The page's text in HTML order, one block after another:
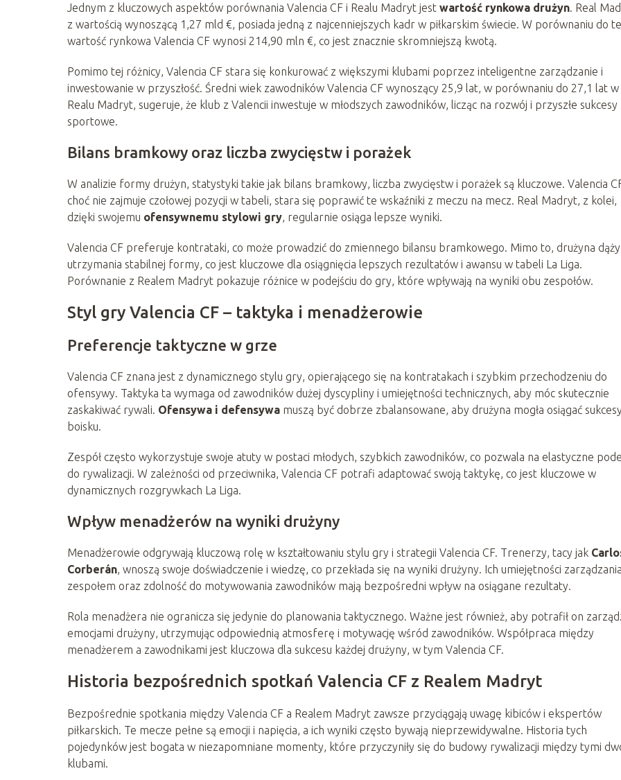
Jednym z kluczowych aspektów porównania Valencia CF i Realu Madryt jest wartość rynkowa drużyn. Real
z wartością wynoszącą 1,27 mld €, posiada jedną z najcenniejszych kadr w piłkarskim świecie. W porównaniu do
wartość rynkowa Valencia CF wynosi 214,90 mln €, co jest znacznie skromniejszą kwotą.
Pomimo tej różnicy, Valencia CF stara się konkurować z większymi klubami poprzez inteligentne zarządzanie i
inwestowanie w przyszłość. Średni wiek zawodników Valencia CF wynoszący 25,9 lat, w porównaniu do 27,1 lat w
Realu Madryt, sugeruje, że klub z Valencii inwestuje w młodszych zawodników, licząc na rozwój i przyszłe sukcesy
sportowe.
Bilans bramkowy oraz liczba zwycięstw i porażek
W analizie formy drużyn, statystyki takie jak bilans bramkowy, liczba zwycięstw i porażek są kluczowe. Valencia
choć nie zajmuje czołowej pozycji w tabeli, stara się poprawić te wskaźniki z meczu na mecz. Real Madryt, z kolei,
dzięki swojemu ofensywnemu stylowi gry, regularnie osiąga lepsze wyniki.
Valencia CF preferuje kontrataki, co może prowadzić do zmiennego bilansu bramkowego. Mimo to, drużyna
utrzymania stabilnej formy, co jest kluczowe dla osiągnięcia lepszych rezultatów i awansu w tabeli La Liga.
Porównanie z Realem Madryt pokazuje różnice w podejściu do gry, które wpływają na wyniki obu zespołów.
Styl gry Valencia CF – taktyka i menadżerowie
Preferencje taktyczne w grze
Valencia CF znana jest z dynamicznego stylu gry, opierającego się na kontratakach i szybkim przechodzeniu do
ofensywy. Taktyka ta wymaga od zawodników dużej dyscypliny i umiejętności technicznych, aby móc skutecznie
zaskakiwać rywali. Ofensywa i defensywa muszą być dobrze zbalansowane, aby drużyna mogła osiągać
boisku.
Zespół często wykorzystuje swoje atuty w postaci młodych, szybkich zawodników, co pozwala na elastyczne
do rywalizacji. W zależności od przeciwnika, Valencia CF potrafi adaptować swoją taktykę, co jest kluczowe w
dynamicznych rozgrywkach La Liga.
Wpływ menadżerów na wyniki drużyny
Menadżerowie odgrywają kluczową rolę w kształtowaniu stylu gry i strategii Valencia CF. Trenerzy, tacy jak
Corberán, wnoszą swoje doświadczenie i wiedzę, co przekłada się na wyniki drużyny. Ich umiejętności zarządzania
zespołem oraz zdolność do motywowania zawodników mają bezpośredni wpływ na osiągane rezultaty.
Rola menadżera nie ogranicza się jedynie do planowania taktycznego. Ważne jest również, aby potrafił on
emocjami drużyny, utrzymując odpowiednią atmosferę i motywację wśród zawodników. Współpraca między
menadżerem a zawodnikami jest kluczowa dla sukcesu każdej drużyny, w tym Valencia CF.
Historia bezpośrednich spotkań Valencia CF z Realem Madryt
Bezpośrednie spotkania między Valencia CF a Realem Madryt zawsze przyciągają uwagę kibiców i ekspertów
piłkarskich. Te mecze pełne są emocji i napięcia, a ich wyniki często bywają nieprzewidywalne. Historia tych
pojedynków jest bogata w niezapomniane momenty, które przyczyniły się do budowy rywalizacji między tymi
klubami.